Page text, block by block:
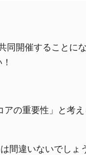
開催することに
の重要性」と考
間違いないでしょ